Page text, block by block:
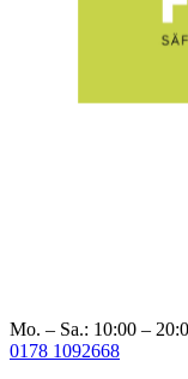
Mo. – Sa.: 10:00 –
0178 1092668